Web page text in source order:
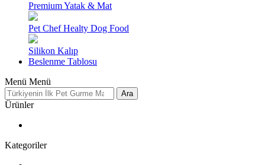
Premium Yatak & Mat
Pet Chef Healty Dog Food
Silikon Kalıp
Beslenme Tablosu
Menü Menü
Ara
Ürünler
Kategoriler